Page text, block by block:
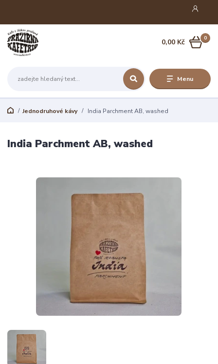
Menu
0
0,00 Kč
Jednodruhové kávy India Parchment AB, washed
India Parchment AB, washed